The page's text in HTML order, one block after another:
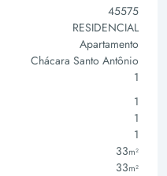
45575
RESIDENCIAL
Apartamento
Chácara Santo Antônio
1
1
1
1
33m²
33m²